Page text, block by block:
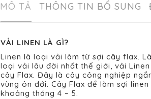
MÔ TẢ THÔNG TIN BỔ SUNG
VẢI LINEN LÀ GÌ?
Linen là loại vải làm từ sợi cây flax.
loại vải lâu đời nhất thế giới, vải
cây Flax. Đây là cây công nghiệp
vùng ôn đới. Cây Flax để làm sợi
khoảng tháng 4 – 5.